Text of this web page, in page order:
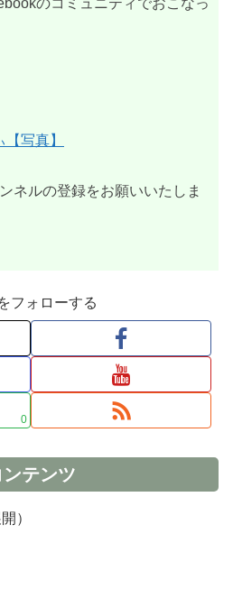
写真】
ネルの登録をお願いいたしま
フォローする
0
ンテンツ
）